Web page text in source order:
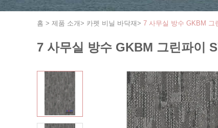
홈 > 제품 소개> 카펫 비닐 바닥재> 7 사무실 방수 GKBM 그
7 사무실 방수 GKBM 그린파이